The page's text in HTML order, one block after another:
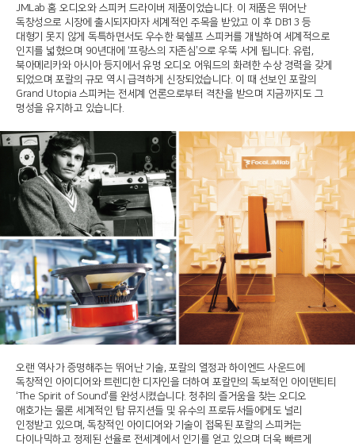
JMLab 홈 오디오와 스피커 드라이버 제품이었습니다. 이 제품은 뛰어난
독창성으로 시장에 출시되자마자 세계적인 주목을 받았고 이 후 DB13 등
대형기 못지 않게 독특하면서도 우수한 북쉘프 스피커를 개발하여 세계적으로
인지를 넓혔으며 90년대에 ‘프랑스의 자존심’으로 우뚝 서게 됩니다. 유럽,
북아메리카와 아시아 등지에서 유명 오디오 어워드의 화려한 수상 경력을 갖게
되었으며 포칼의 규모 역시 급격하게 신장되었습니다. 이 때 선보인 포칼의
Grand Utopia 스피커는 전세계 언론으로부터 격찬을 받으며 지금까지도 그
명성을 유지하고 있습니다.
오랜 역사가 증명해주는 뛰어난 기술, 포칼의 열정과 하이엔드 사운드에
독창적인 아이디어와 트렌디한 디자인을 더하여 포칼만의 독보적인 아이덴티티
‘The Spirit of Sound’를 완성시켰습니다. 청취의 즐거움을 찾는 오디오
애호가는 물론 세계적인 탑 뮤지션들 및 유수의 프로듀서들에게도 널리
인정받고 있으며, 독창적인 아이디어와 기술이 접목된 포칼의 스피커는
다이나믹하고 정제된 선율로 전세계에서 인기를 얻고 있으며 더욱 빠르게